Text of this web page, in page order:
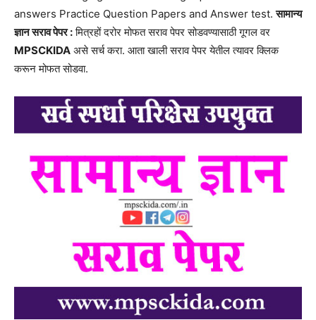
answers Practice Question Papers and Answer test.सामान्य
ज्ञान सराव पेपर :मित्रहों दरोर मोफत सराव पेपर सोडवण्यासाठी गूगल वर
MPSCKIDA असे सर्च करा. आता खाली सराव पेपर येतील त्यावर क्लिक
करून मोफत सोडवा.